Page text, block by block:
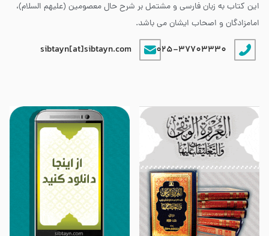
این کتاب به زبان فارسی و مشتمل بر شرح حال معصومین (علیهم السلام)،
امامزادگان و اصحاب ایشان می باشد.
025-37703330
sibtayn[at]sibtayn.com